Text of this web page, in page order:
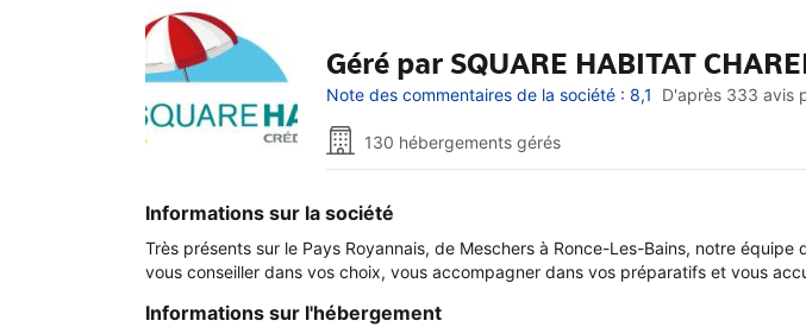
Géré par SQUARE HABITAT
Note des commentaires de la société : 8,1 D'après 333 avis
130 hébergements gérés
Informations sur la société
Très présents sur le Pays Royannais, de Meschers à Ronce-Les-Bains, notre
vous conseiller dans vos choix, vous accompagner dans vos préparatifs et vous
Informations sur l'hébergement